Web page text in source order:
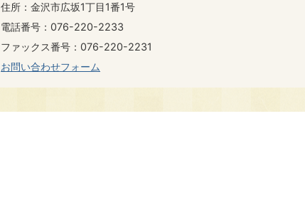
住所：金沢市広坂1丁目1番1号
電話番号：076-220-2233
ファックス番号：076-220-2231
お問い合わせフォーム